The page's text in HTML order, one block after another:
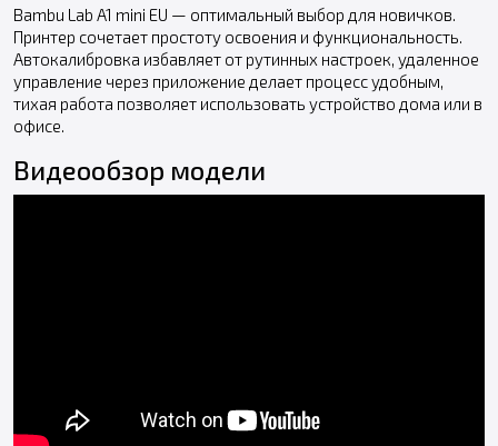
Bambu Lab A1 mini EU — оптимальный выбор для новичков.
Принтер сочетает простоту освоения и функциональность.
Автокалибровка избавляет от рутинных настроек, удаленное
управление через приложение делает процесс удобным,
тихая работа позволяет использовать устройство дома или в
офисе.
Видеообзор модели